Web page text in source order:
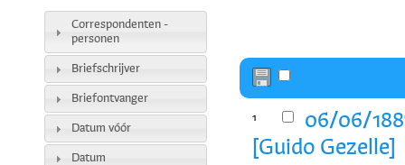
1
06/06/
[Guido Gezelle]
Correspondenten -
personen
Briefschrijver
Briefontvanger
Datum vóór
Datum